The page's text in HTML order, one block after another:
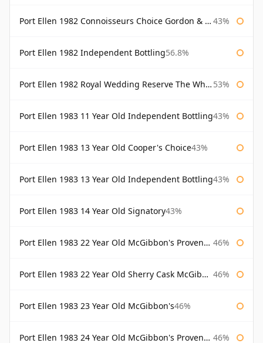
Port Ellen 1982 Connoisseurs Choice Gordon & Macphail 43%
Port Ellen 1982 Independent Bottling56.8%
Port Ellen 1982 Royal Wedding Reserve The Whisky Exchange 53%
Port Ellen 1983 11 Year Old Independent Bottling43%
Port Ellen 1983 13 Year Old Cooper's Choice43%
Port Ellen 1983 13 Year Old Independent Bottling43%
Port Ellen 1983 14 Year Old Signatory43%
Port Ellen 1983 22 Year Old McGibbon's Provenance 46%
Port Ellen 1983 22 Year Old Sherry Cask McGibbon's Provenance 46%
Port Ellen 1983 23 Year Old McGibbon's46%
Port Ellen 1983 24 Year Old McGibbon's Provenance 46%